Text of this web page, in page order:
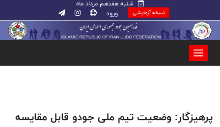
شنبه هفدهم مرداد ماه
نسخه آزمایشی ورود
پرهیزگار: وضعیت تیم ملی جودو قابل مقایسه